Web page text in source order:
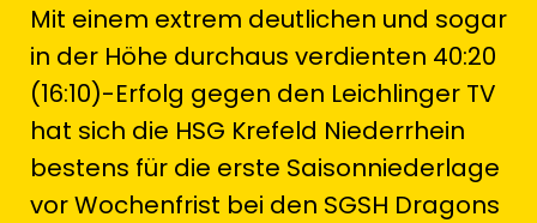
Mit einem extrem deutlichen und sogar
in der Höhe durchaus verdienten 40:20
(16:10)-Erfolg gegen den Leichlinger TV
hat sich die HSG Krefeld Niederrhein
bestens für die erste Saisonniederlage
vor Wochenfrist bei den SGSH Dragons